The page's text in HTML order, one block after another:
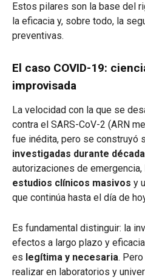
Estos pilares son la base del
la eficacia y, sobre todo, la
preventivas.
El caso COVID-19:
improvisada
La velocidad con la que se
contra el SARS-CoV-2 (ARN
fue inédita, pero se construyó
investigadas durante
autorizaciones de
estudios clínicos masivos y
que continúa hasta el día de
Es fundamental distinguir: la
efectos a largo plazo y
es legítima y necesaria.
realizar en laboratorios y